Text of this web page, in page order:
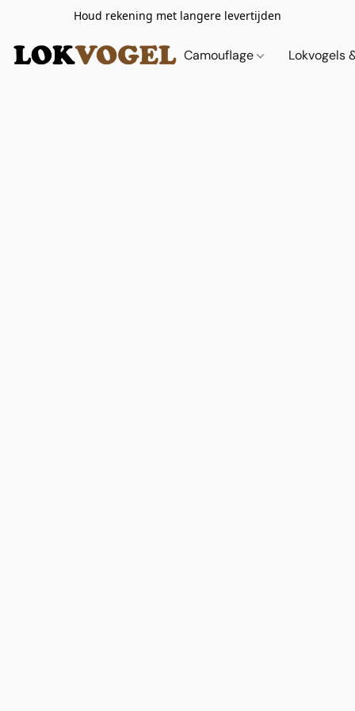
Houd rekening met langere levertijden
Camouflage Lokvogels